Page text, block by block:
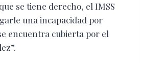
se tiene derecho, el IMSS
una incapacidad por
encuentra cubierta por el